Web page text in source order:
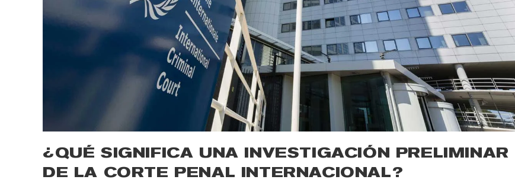
¿QUÉ SIGNIFICA UNA INVESTIGACIÓN PRELIMINAR
DE LA CORTE PENAL INTERNACIONAL?